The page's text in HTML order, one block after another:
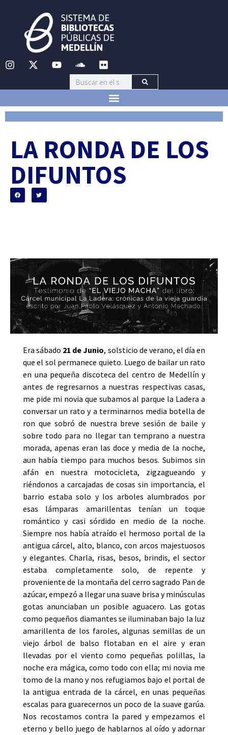
LA RONDA DE LOS
DIFUNTOS
Era sábado 21 de Junio, solsticio de verano, el día en
que el sol permanece quieto. Luego de bailar un rato
en una pequeña discoteca del centro de Medellín y
antes de regresarnos a nuestras respectivas casas,
me pide mi novia que subamos al parque la Ladera a
conversar un rato y a terminarnos media botella de
ron que sobró de nuestra breve sesión de baile y
sobre todo para no llegar tan temprano a nuestra
morada, apenas eran las doce y media de la noche,
aun había tiempo para muchos besos. Subimos sin
afán en nuestra motocicleta, zigzagueando y
riéndonos a carcajadas de cosas sin importancia, el
barrio estaba solo y los arboles alumbrados por
esas lámparas amarillentas tenían un toque
romántico y casi sórdido en medio de la noche.
Siempre nos había atraído el hermoso portal de la
antigua cárcel, alto, blanco, con arcos majestuosos
y elegantes. Charla, risas, besos, brindis, el sector
estaba completamente solo, de repente y
proveniente de la montaña del cerro sagrado Pan de
azúcar, empezó a llegar una suave brisa y minúsculas
gotas anunciaban un posible aguacero. Las gotas
como pequeños diamantes se iluminaban bajo la luz
amarillenta de los faroles, algunas semillas de un
viejo árbol de balso flotaban en el aire y eran
llevadas por el viento como pequeñas polillas, la
noche era mágica, como todo con ella; mi novia me
tomo de la mano y nos refugiamos bajo el portal de
la antigua entrada de la cárcel, en unas pequeñas
escalas para guarecernos un poco de la suave garúa.
Nos recostamos contra la pared y empezamos el
eterno y bello juego de hablarnos al oído y adornar